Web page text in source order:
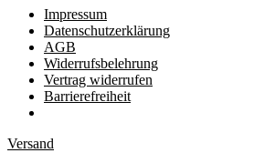
Impressum
Datenschutzerklärung
AGB
Widerrufsbelehrung
Vertrag widerrufen
Barrierefreiheit
Versand